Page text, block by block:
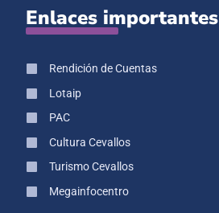
Enlaces importantes
Rendición de Cuentas
Lotaip
PAC
Cultura Cevallos
Turismo Cevallos
Megainfocentro